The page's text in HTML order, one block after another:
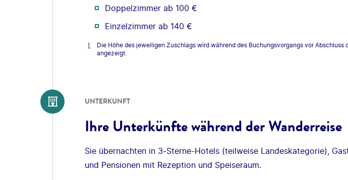
Doppelzimmer ab 100 €
Einzelzimmer ab 140 €
Die Höhe des jeweiligen Zuschlags wird während des Buchungsvorgangs vor Abschluss
angezeigt.
UNTERKUNFT
Ihre Unterkünfte während der Wanderreise
Sie übernachten in 3-Sterne-Hotels (teilweise Landeskategorie),
und Pensionen mit Rezeption und Speiseraum.